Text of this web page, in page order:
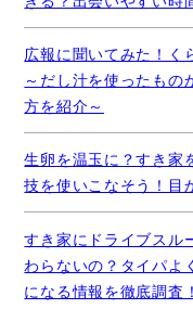
広報に聞いてみた！く
～だし汁を使ったもの
方を紹介～
生卵を温玉に？すき家
技を使いこなそう！目
すき家にドライブスル
わらないの？タイパよ
になる情報を徹底調査！